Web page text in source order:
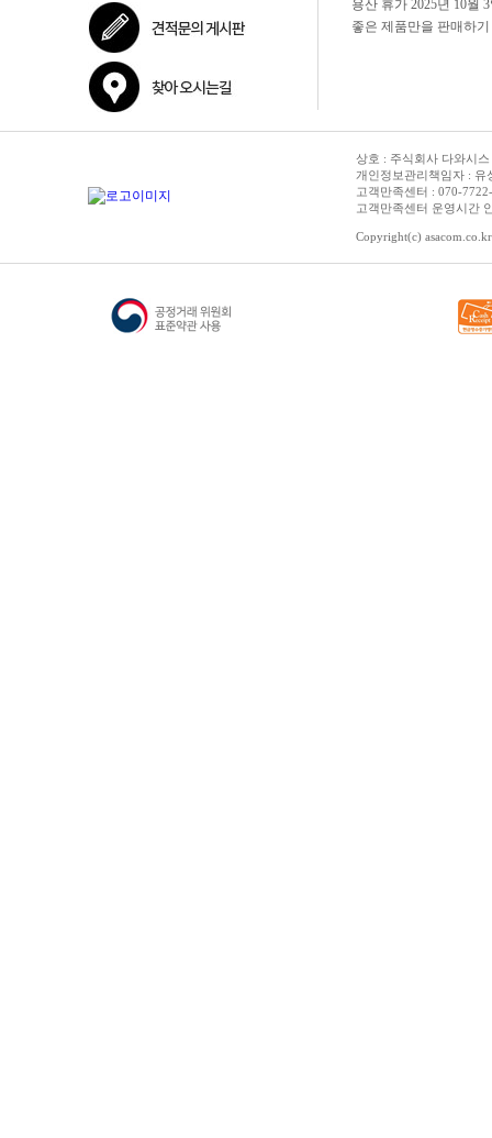
상호 : 주식회사 다와시
개인정보관리책임자 : 유
고객만족센터 : 070-
고객만족센터 운영시간
Copyright(c)